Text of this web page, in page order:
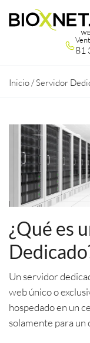
81
Inicio /Servidor
¿Qué es
Un servidor
web único o
hospedado en un
solamente para un